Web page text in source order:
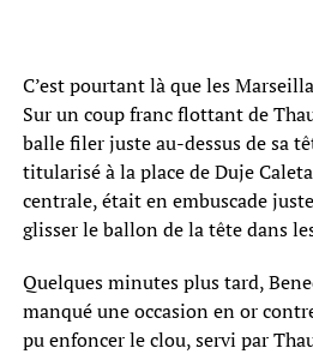
C’est pourtant là que les
Sur un coup franc flottant de
balle filer juste au-dessus de sa
titularisé à la place de Duje
centrale, était en embuscade
glisser le ballon de la tête dans
Quelques minutes plus tard,
manqué une occasion en or
pu enfoncer le clou, servi par